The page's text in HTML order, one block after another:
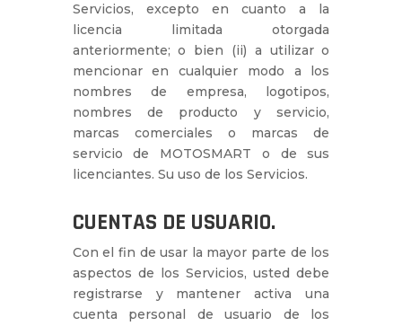
Servicios, excepto en cuanto a la
licencia limitada otorgada
anteriormente; o bien (ii) a utilizar o
mencionar en cualquier modo a los
nombres de empresa, logotipos,
nombres de producto y servicio,
marcas comerciales o marcas de
servicio de MOTOSMART o de sus
licenciantes. Su uso de los Servicios.
CUENTAS DE USUARIO.
Con el fin de usar la mayor parte de los
aspectos de los Servicios, usted debe
registrarse y mantener activa una
cuenta personal de usuario de los